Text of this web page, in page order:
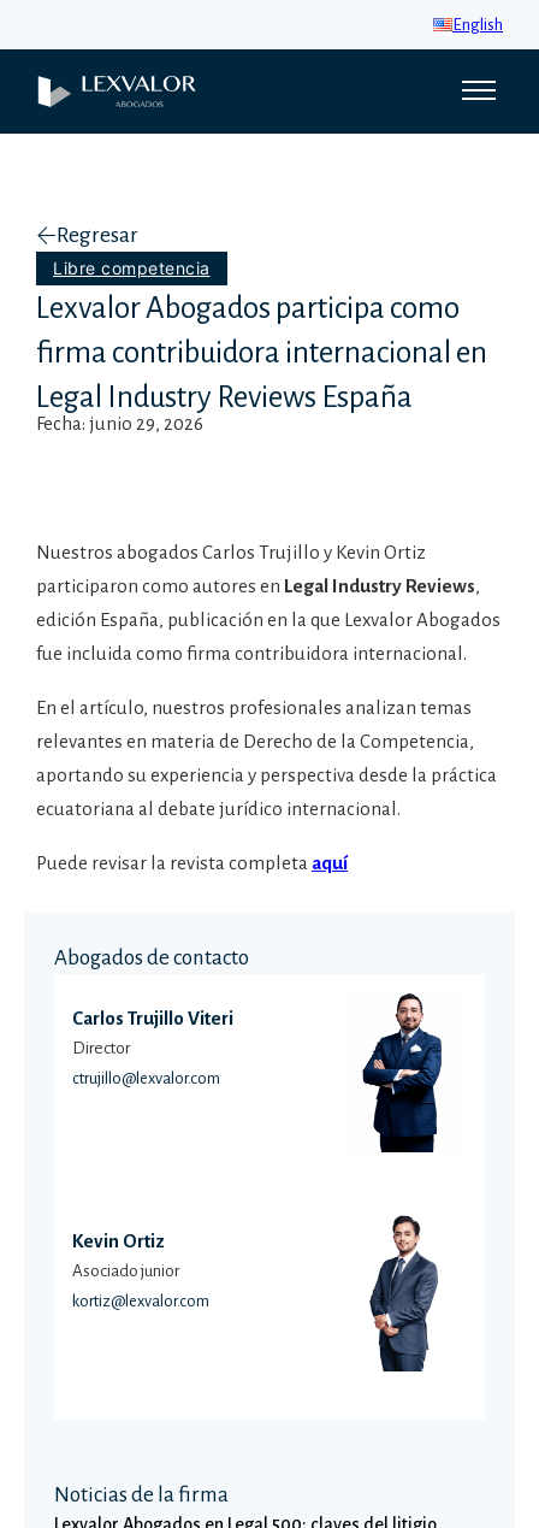
English
Regresar
Libre competencia
Lexvalor Abogados participa como
firma contribuidora internacional en
Legal Industry Reviews España
Fecha: junio 29, 2026
Nuestros abogados Carlos Trujillo y Kevin Ortiz
participaron como autores en Legal Industry Reviews,
edición España, publicación en la que Lexvalor Abogados
fue incluida como firma contribuidora internacional.
En el artículo, nuestros profesionales analizan temas
relevantes en materia de Derecho de la Competencia,
aportando su experiencia y perspectiva desde la práctica
ecuatoriana al debate jurídico internacional.
Puede revisar la revista completa aquí
Abogados de contacto
Carlos Trujillo Viteri
Director
ctrujillo@lexvalor.com
Kevin Ortiz
Asociado junior
kortiz@lexvalor.com
Noticias de la firma